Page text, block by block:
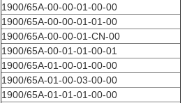
1900/65A-00-00-01-00-00
1900/65A-00-00-01-01-00
1900/65A-00-00-01-CN-00
1900/65A-00-01-01-00-01
1900/65A-01-00-01-00-00
1900/65A-01-00-03-00-00
1900/65A-01-01-01-00-00